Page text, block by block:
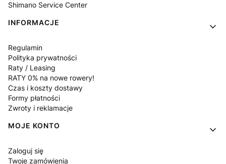
Shimano Service Center
INFORMACJE
Regulamin
Polityka prywatności
Raty / Leasing
RATY 0% na nowe rowery!
Czas i koszty dostawy
Formy płatności
Zwroty i reklamacje
MOJE KONTO
Zaloguj się
Twoje zamówienia